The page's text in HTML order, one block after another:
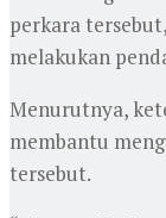
perkara
melakukan
Menurutnya,
membantu
tersebut.